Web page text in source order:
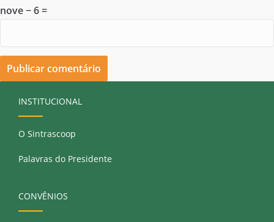
nove − 6 =
INSTITUCIONAL
O Sintrascoop
Palavras do Presidente
CONVÊNIOS